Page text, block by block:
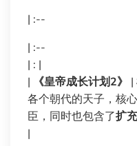
| :--
| :--
| : |
|
《皇帝成长计划2》 |
各个朝代的天子，核
臣，同时也包含了扩
|